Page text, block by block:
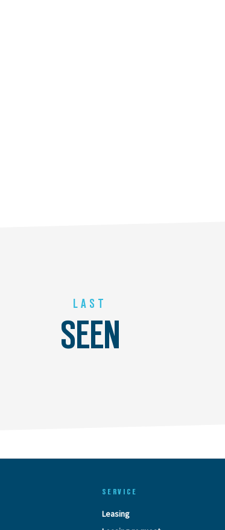
LAST
SEEN
SERVICE
Leasing